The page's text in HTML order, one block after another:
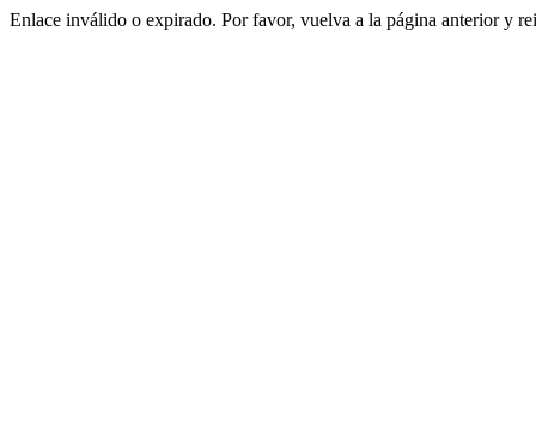
Enlace inválido o expirado. Por favor, vuelva a la página anterior y